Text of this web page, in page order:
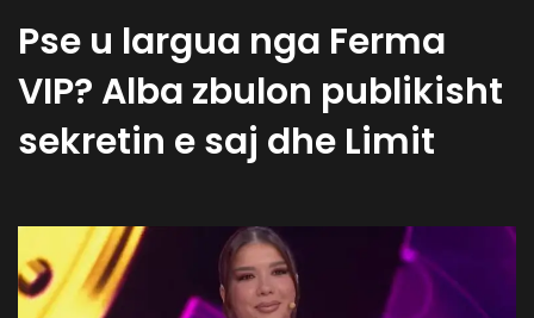
Pse u largua nga Ferma
VIP? Alba zbulon publikisht
sekretin e saj dhe Limit